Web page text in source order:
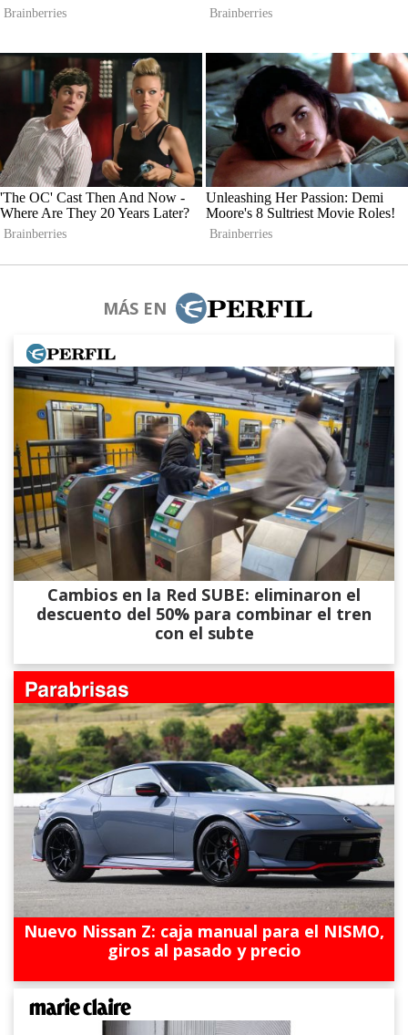
MÁS EN
Cambios en la Red SUBE: eliminaron el
descuento del 50% para combinar el tren
con el subte
Nuevo Nissan Z: caja manual para el NISMO,
giros al pasado y precio